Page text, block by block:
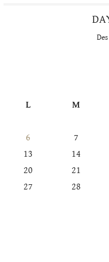
L
M
6
7
13
14
20
21
27
28